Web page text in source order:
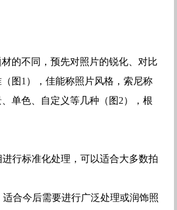
的不同，预先对照片的锐化、对比
图1 ），佳能称照片风格，索尼称
单色、自定义等几种（图2），根
行标准化处理，可以适合大多数拍
合今后需要进行广泛处理或润饰照